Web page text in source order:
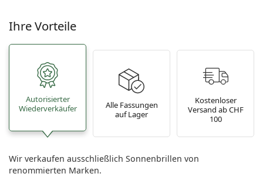
Ihre Vorteile
Autorisierter
Wiederverkäufer
Alle Fassungen
auf Lager
Kostenloser
Versand ab CHF
100
Wir verkaufen ausschließlich Sonnenbrillen von
renommierten Marken.